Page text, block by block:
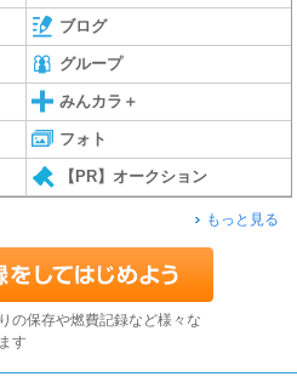
ブログ
グループ
みんカラ＋
フォト
【PR】オークション
もっと見る
の保存や燃費記録など様々な
す